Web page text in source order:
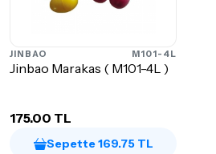
JINBAO M101-4L
Jinbao Marakas ( M101-4L )
175.00 TL
Sepette 169.75 TL